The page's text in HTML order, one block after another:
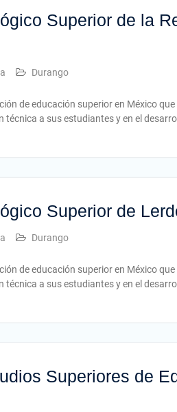
Superior de la
Durango
de educación superior en México
a sus estudiantes y en el
Superior de
Durango
de educación superior en México
a sus estudiantes y en el
Superiores de